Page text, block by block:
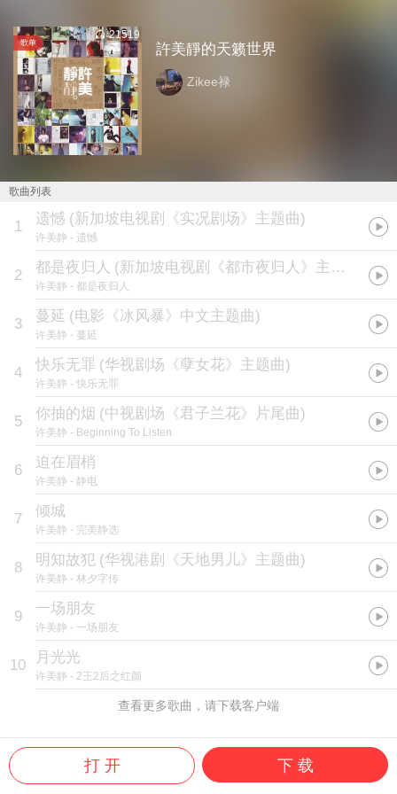
歌单
21519
許美靜的天籁世界
Zikee禄
歌曲列表
1 遗憾 (新加坡电视剧《实况剧场》主题曲)
许美静 - 遗憾
2 都是夜归人 (新加坡电视剧《都市夜归人》主题曲
许美静 - 都是夜归人
3 蔓延 (电影《冰风暴》中文主题曲)
许美静 - 蔓延
4 快乐无罪 (华视剧场《孽女花》主题曲)
许美静 - 快乐无罪
5 你抽的烟 (中视剧场《君子兰花》片尾曲)
许美静 - Beginning To Listen
6 迫在眉梢
许美静 - 静电
7 倾城
许美静 - 完美静选
8 明知故犯 (华视港剧《天地男儿》主题曲)
许美静 - 林夕字传
9 一场朋友
许美静 - 一场朋友
10 月光光
许美静 - 2王2后之红颜
查看更多歌曲，请下载客户端
打 开 下 载